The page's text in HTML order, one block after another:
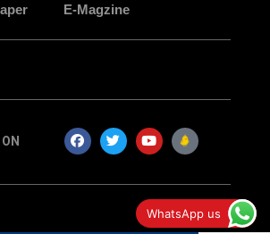
E-Magzine
WhatsApp us
के इस कॉलेज में साइबर क्राइम के प्रति छात्रों को